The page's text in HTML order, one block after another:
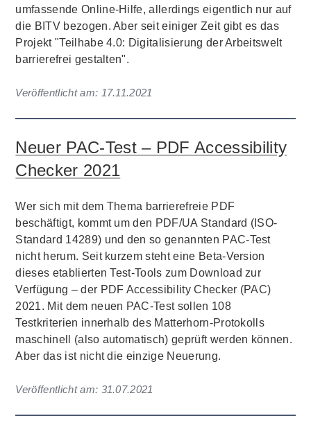
umfassende Online-Hilfe, allerdings eigentlich nur auf
die BITV bezogen. Aber seit einiger Zeit gibt es das
Projekt "Teilhabe 4.0: Digitalisierung der Arbeitswelt
barrierefrei gestalten".
Veröffentlicht am: 17.11.2021
Neuer PAC-Test – PDF Accessibility
Checker 2021
Wer sich mit dem Thema barrierefreie PDF
beschäftigt, kommt um den PDF/UA Standard (ISO-
Standard 14289) und den so genannten PAC-Test
nicht herum. Seit kurzem steht eine Beta-Version
dieses etablierten Test-Tools zum Download zur
Verfügung – der PDF Accessibility Checker (PAC)
2021. Mit dem neuen PAC-Test sollen 108
Testkriterien innerhalb des Matterhorn-Protokolls
maschinell (also automatisch) geprüft werden können.
Aber das ist nicht die einzige Neuerung.
Veröffentlicht am: 31.07.2021